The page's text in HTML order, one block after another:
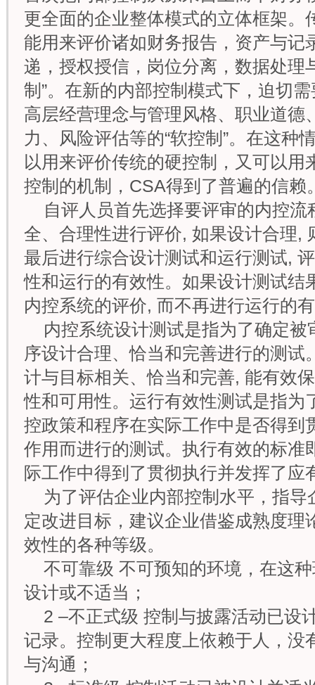
更全面的企业整体模式的立体框架。
能用来评价诸如财务报告，资产与记
递，授权授信，岗位分离，数据处理
制”。在新的内部控制模式下，迫切
高层经营理念与管理风格、职业道德
力、风险评估等的“软控制”。在这种
以用来评价传统的硬控制，又可以用
控制的机制，CSA得到了普遍的信赖
自评人员首先选择要评审的内控
全、合理性进行评价, 如果设计合理,
最后进行综合设计测试和运行测试,
性和运行的有效性。如果设计测试结
内控系统的评价, 而不再进行运行的
内控系统设计测试是指为了确定
序设计合理、恰当和完善进行的测试
计与目标相关、恰当和完善, 能有效
性和可用性。运行有效性测试是指为
控政策和程序在实际工作中是否得到
作用而进行的测试。执行有效的标准
际工作中得到了贯彻执行并发挥了应
为了评估企业内部控制水平，指
定改进目标，建议企业借鉴成熟度理
效性的各种等级。
不可靠级 不可预知的环境，在这
设计或不适当；
2 –不正式级 控制与披露活动已设
记录。控制更大程度上依赖于人，没
与沟通；